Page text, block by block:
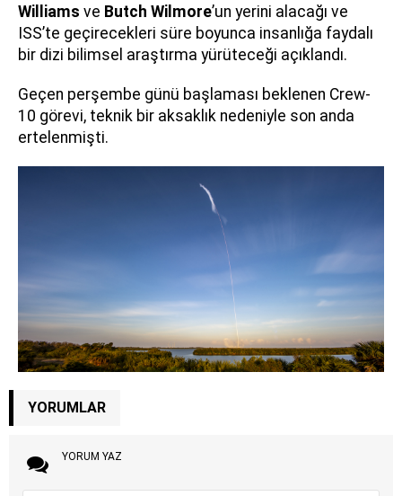
Williams ve Butch Wilmore’un yerini alacağı ve
ISS’te geçirecekleri süre boyunca insanlığa faydalı
bir dizi bilimsel araştırma yürüteceği açıklandı.
Geçen perşembe günü başlaması beklenen Crew-
10 görevi, teknik bir aksaklık nedeniyle son anda
ertelenmişti.
YORUMLAR
YORUM YAZ